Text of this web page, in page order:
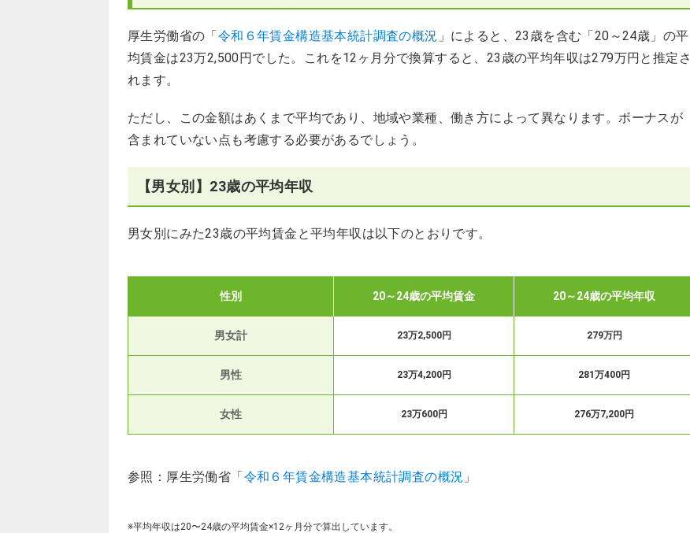
厚生労働省の「令和６年賃金構造基本統計調査の概況 」によると、23歳を含む「20～24歳」の平
均賃金は23万2,500円でした。これを12ヶ月分で換算すると、23歳の平均年収は279万円と推定さ
れます。
ただし、この金額はあくまで平均であり、地域や業種、働き方によって異なります。ボーナスが
含まれていない点も考慮する必要があるでしょう。
【男女別】23歳の平均年収
男女別にみた23歳の平均賃金と平均年収は以下のとおりです。
性別 20～24歳の平均賃金 20～24歳の平均年収
男女計 23万2,500円 279万円
男性 23万4,200円 281万400円
女性 23万600円 276万7,200円
参照：厚生労働省「令和６年賃金構造基本統計調査の概況 」
※平均年収は20〜24歳の平均賃金×12ヶ月分で算出しています。